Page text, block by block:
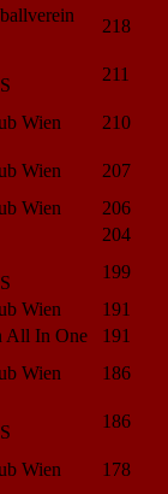
218
211
Wien 210
Wien
207
Wien
206
204
199
Wien
191
All In One
191
Wien 186
186
Wien 178